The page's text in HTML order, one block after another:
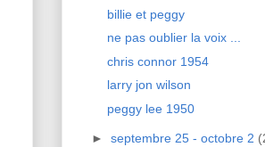
billie et peggy
ne pas oublier la voix ...
chris connor 1954
larry jon wilson
peggy lee 1950
► septembre 25 - octobre 2